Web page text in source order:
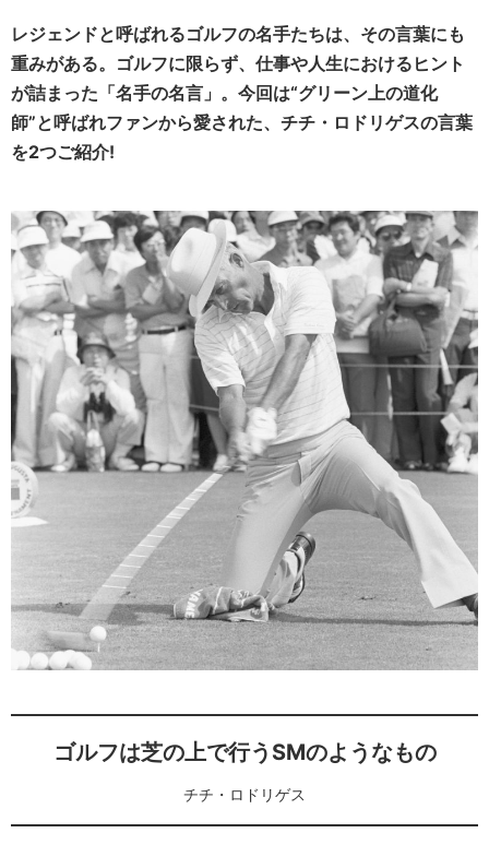
レジェンドと呼ばれるゴルフの名手たちは、その言葉にも
重みがある。ゴルフに限らず、仕事や人生におけるヒント
が詰まった「名手の名言」。今回は“グリーン上の道化
師”と呼ばれファンから愛された、チチ・ロドリゲスの言葉
を2つご紹介!
ゴルフは芝の上で行うSMのようなもの
チチ・ロドリゲス